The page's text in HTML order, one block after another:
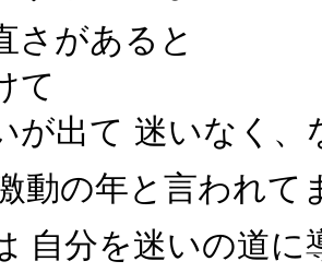
さがあると
て
が出て 迷いなく
動の年と言われて
自分を迷いの道